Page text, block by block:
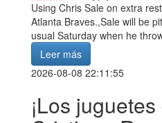
Using Chris Sale on extra
Atlanta Braves.,Sale will be
usual Saturday when he
Leer más
2026-08-08 22:11:55
¡Los